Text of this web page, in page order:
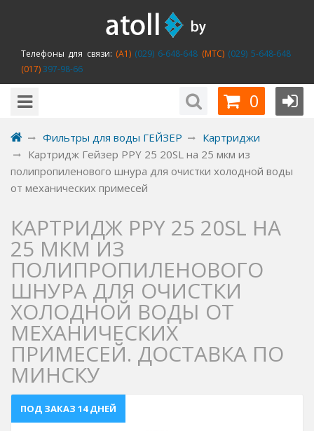
Телефоны для связи: (A1)(029) 6-648-648 (MTC)(029) 5-648-648
(017)397-98-66
0
Фильтры для воды ГЕЙЗЕР
Картриджи
Картридж Гейзер PPY 25 20SL на 25 мкм из
полипропиленового шнура для очистки холодной воды
от механических примесей
КАРТРИДЖ PPY 25 20SL НА
25 МКМ ИЗ
ПОЛИПРОПИЛЕНОВОГО
ШНУРА ДЛЯ ОЧИСТКИ
ХОЛОДНОЙ ВОДЫ ОТ
МЕХАНИЧЕСКИХ
ПРИМЕСЕЙ. ДОСТАВКА ПО
МИНСКУ
ПОД ЗАКАЗ 14 ДНЕЙ